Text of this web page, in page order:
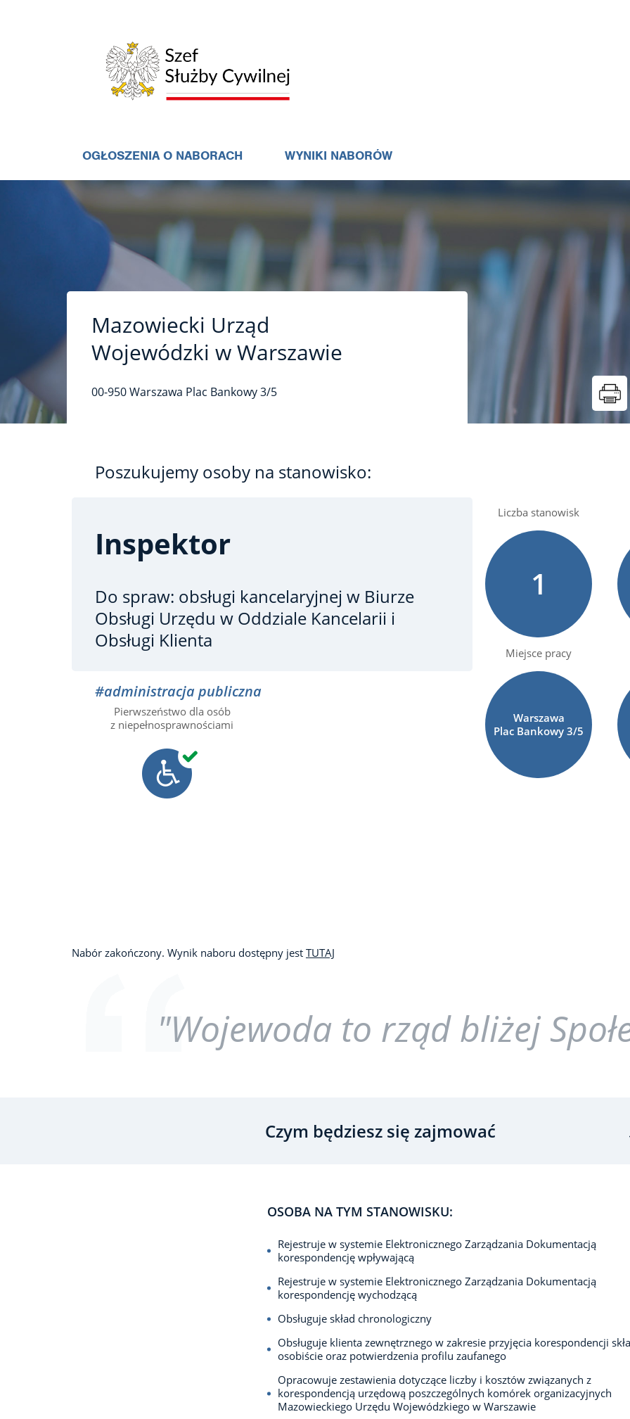
OGŁOSZENIA O NABORACH WYNIKI NABORÓW
Mazowiecki Urząd
Wojewódzki w Warszawie
00-950Warszawa Plac Bankowy3/5
Poszukujemy osoby na stanowisko:
Inspektor
Do spraw: obsługi kancelaryjnej w Biurze
Obsługi Urzędu w Oddziale Kancelarii i
Obsługi Klienta
#administracja publiczna
Pierwszeństwo dla osób
z niepełnosprawnościami
Liczba stanowisk
1
Miejsce pracy
Warszawa
Plac Bankowy 3/5
Nabór zakończony. Wynik naboru dostępny jest TUTAJ
"Wojewoda to rząd bliżej
Czym będziesz się zajmować
OSOBA NA TYM STANOWISKU:
Rejestruje w systemie Elektronicznego Zarządzania Dokumentacją
korespondencję wpływającą
Rejestruje w systemie Elektronicznego Zarządzania Dokumentacją
korespondencję wychodzącą
Obsługuje skład chronologiczny
Obsługuje klienta zewnętrznego w zakresie przyjęcia korespondencji
osobiście oraz potwierdzenia profilu zaufanego
Opracowuje zestawienia dotyczące liczby i kosztów związanych z
korespondencją urzędową poszczególnych komórek organizacyjnych
Mazowieckiego Urzędu Wojewódzkiego w Warszawie